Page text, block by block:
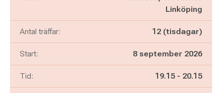
Linköping
Antal träffar: 12 (tisdagar)
Start: 8 september 2026
Tid: Pågår mellan
19.15 - och
20.15